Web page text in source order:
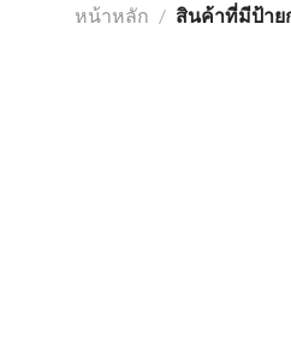
หน้าหลัก / สินค้าที่มีป้าย